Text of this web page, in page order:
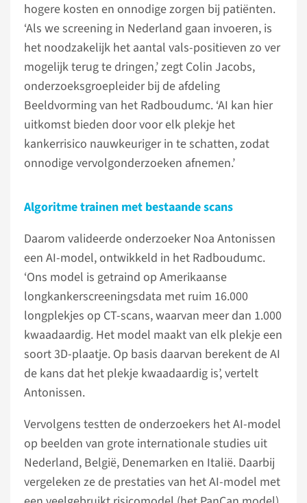
hogere kosten en onnodige zorgen bij patiënten.
‘Als we screening in Nederland gaan invoeren, is
het noodzakelijk het aantal vals-positieven zo ver
mogelijk terug te dringen,’ zegt Colin Jacobs,
onderzoeksgroepleider bij de afdeling
Beeldvorming van het Radboudumc. ‘AI kan hier
uitkomst bieden door voor elk plekje het
kankerrisico nauwkeuriger in te schatten, zodat
onnodige vervolgonderzoeken afnemen.’
Algoritme trainen met bestaande scans
Daarom valideerde onderzoeker Noa Antonissen
een AI-model, ontwikkeld in het Radboudumc.
‘Ons model is getraind op Amerikaanse
longkankerscreeningsdata met ruim 16.000
longplekjes op CT-scans, waarvan meer dan 1.000
kwaadaardig. Het model maakt van elk plekje een
soort 3D-plaatje. Op basis daarvan berekent de AI
de kans dat het plekje kwaadaardig is’, vertelt
Antonissen.
Vervolgens testten de onderzoekers het AI-model
op beelden van grote internationale studies uit
Nederland, België, Denemarken en Italië. Daarbij
vergeleken ze de prestaties van het AI-model met